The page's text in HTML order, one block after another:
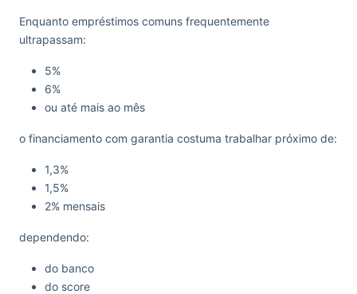
Enquanto empréstimos comuns frequentemente
ultrapassam:
5%
6%
ou até mais ao mês
o financiamento com garantia costuma trabalhar próximo de:
1,3%
1,5%
2% mensais
dependendo:
do banco
do score